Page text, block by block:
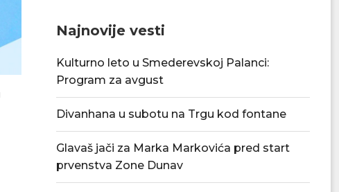
Kabare spektakl večeras u okviru
„Kulturnog leta 2026“...
Zlatibor i u
kulture,
Najnovije vesti
Kulturno leto u Smederevskoj Palanci:
Program za avgust
Divanhana u subotu na Trgu kod fontane
Glavaš jači za Marka Markovića pred start
prvenstva Zone Dunav